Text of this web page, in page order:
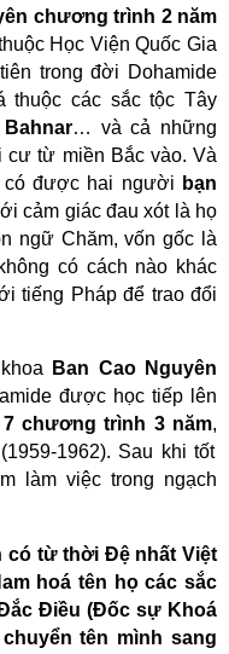
chương trình 2 năm
Học Viện Quốc Gia
trong đời Dohamide
thuộc các sắc tộc Tây
… và cả những
cư từ miền Bắc vào. Và
có được hai người bạn
cảm giác đau xót là họ
ngữ Chăm, vốn gốc là
có cách nào khác
tiếng Pháp để trao đổi
Ban Cao Nguyên
được học tiếp lên
7chương trình 3 năm,
(1959-1962). Sau khi tốt
làm việc trong ngạch
có từthời Đệ nhất Việt
hoá tên họcác sắc
Điều (Đốc sự Khoá
tên mình sang